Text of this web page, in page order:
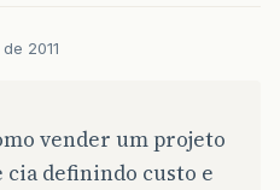
2011
vender um projeto
cia definindo custo e